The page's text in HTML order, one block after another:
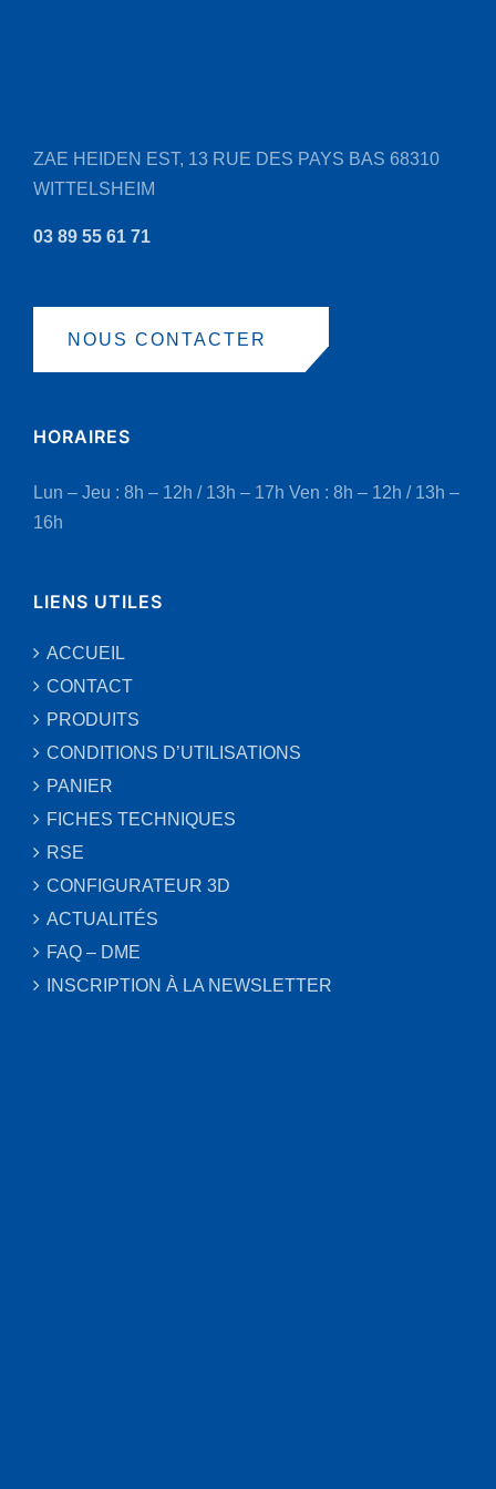
ZAE HEIDEN EST, 13 RUE DES PAYS BAS 68310
WITTELSHEIM
03 89 55 61 71
NOUS CONTACTER
HORAIRES
Lun – Jeu : 8h – 12h / 13h – 17h Ven : 8h – 12h / 13h –
16h
LIENS UTILES
ACCUEIL
CONTACT
PRODUITS
CONDITIONS D’UTILISATIONS
PANIER
FICHES TECHNIQUES
RSE
CONFIGURATEUR 3D
ACTUALITÉS
FAQ – DME
INSCRIPTION À LA NEWSLETTER